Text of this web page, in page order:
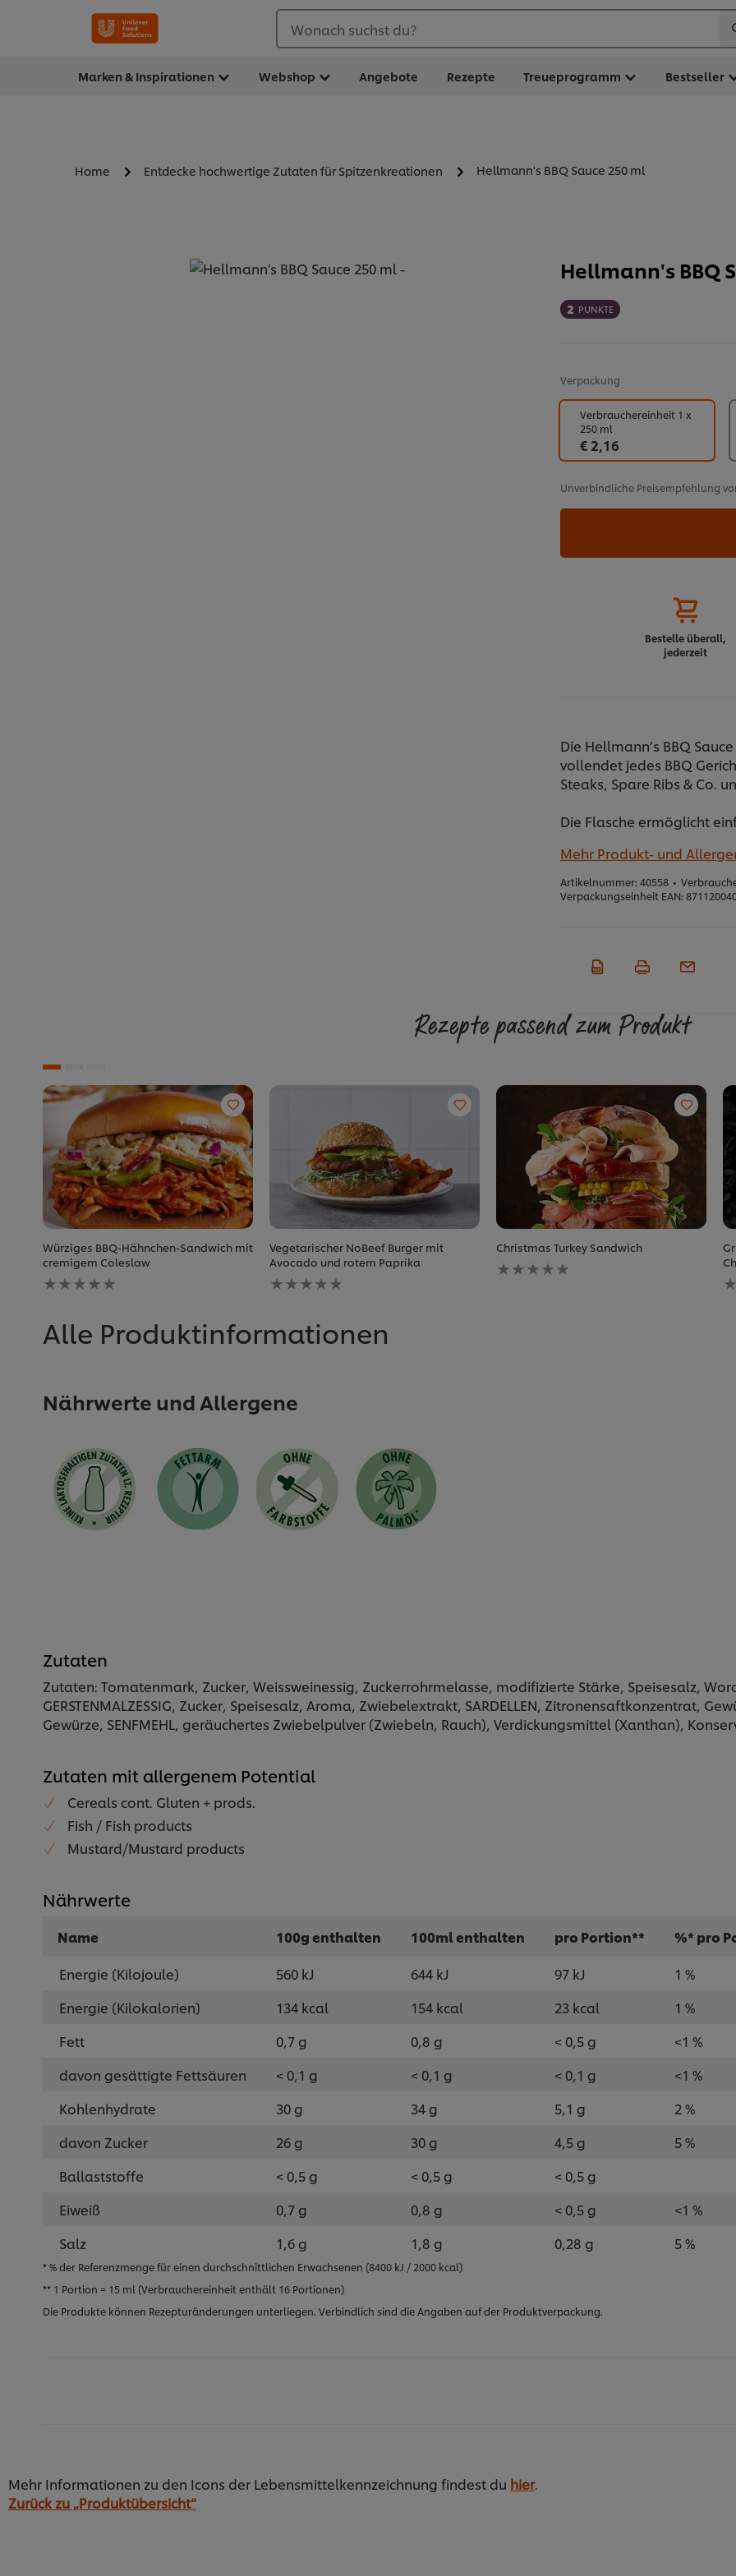
Wonach suchst du?
Marken & Inspirationen Webshop Angebote Rezepte Treueprogramm Bestseller
Home Entdecke hochwertige Zutaten für Spitzenkreationen Hellmann's BBQ Sauce 250 ml
Hellmann's BBQ
2 PUNKTE
Verpackung
Verbrauchereinheit 1 x
250 ml
€ 2,16
Unverbindliche Preisempfehlung
Bestelle überall,
jederzeit
Die Hellmann’s BBQ
vollendet jedes BBQ
Steaks, Spare Ribs & Co.
Die Flasche ermöglicht
Mehr Produkt- und
Artikelnummer: 40558 •
Verpackungseinheit EAN:
Rezepte passend zum Produkt
Würziges BBQ-Hähnchen-Sandwich mit
cremigem Coleslaw
Keine
Bewertungen
dieses
recipe
Vegetarischer NoBeef Burger mit
Avocado und rotem Paprika
Keine
Bewertungen
recipe
Christmas Turkey Sandwich
Keine
Bewertungen
Alle Produktinformationen
Nährwerte und Allergene
Zutaten
Zutaten: Tomatenmark, Zucker, Weissweinessig, Zuckerrohrmelasse, modifizierte Stärke, Speisesalz,
GERSTENMALZESSIG, Zucker, Speisesalz, Aroma, Zwiebelextrakt, SARDELLEN, Zitronensaftkonzentrat,
Gewürze, SENFMEHL, geräuchertes Zwiebelpulver (Zwiebeln, Rauch), Verdickungsmittel (Xanthan),
Zutaten mit allergenem Potential
Cereals cont. Gluten + prods.
Fish / Fish products
Mustard/Mustard products
Nährwerte
Name 100g enthalten 100ml enthalten pro Portion**
%* pro
Energie (Kilojoule)
560 kJ 644 kJ 97 kJ
1 %
Energie (Kilokalorien)
134 kcal 154 kcal 23 kcal
1 %
Fett
0,7 g 0,8 g < 0,5 g
<1 %
davon gesättigte Fettsäuren
< 0,1 g < 0,1 g < 0,1 g
<1 %
Kohlenhydrate
30 g 34 g 5,1 g
2 %
davon Zucker
26 g 30 g 4,5 g
5 %
Ballaststoffe
< 0,5 g < 0,5 g
< 0,5 g
Eiweiß
0,7 g 0,8 g < 0,5 g
<1 %
Salz
1,6 g 1,8 g 0,28 g 5 %
* % der Referenzmenge für einen durchschnittlichen Erwachsenen (8400 kJ / 2000 kcal)
** 1 Portion = 15 ml (Verbrauchereinheit enthält 16 Portionen)
Die Produkte können Rezepturänderungen unterliegen. Verbindlich sind die Angaben auf der Produktverpackung.
Barbecuesauce
Produkthinweise
Mehr Informationen zu den Icons der Lebensmittelkennzeichnung findest du hier.
Zurück zu „Produktübersicht“